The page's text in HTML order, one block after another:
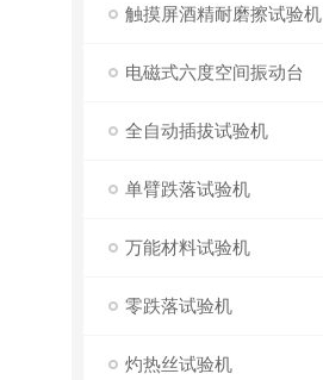
触摸屏酒精耐磨擦试验机
电磁式六度空间振动台
全自动插拔试验机
单臂跌落试验机
万能材料试验机
零跌落试验机
灼热丝试验机